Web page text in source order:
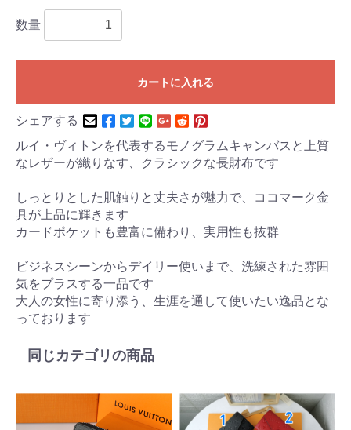
数量
カートに入れる
シェアする
ルイ・ヴィトンを代表するモノグラムキャンバスと上質
なレザーが織りなす、クラシックな長財布です
しっとりとした肌触りと丈夫さが魅力で、ココマーク金
具が上品に輝きます
カードポケットも豊富に備わり、実用性も抜群
ビジネスシーンからデイリー使いまで、洗練された雰囲
気をプラスする一品です
大人の女性に寄り添う、生涯を通して使いたい逸品とな
っております
同じカテゴリの商品